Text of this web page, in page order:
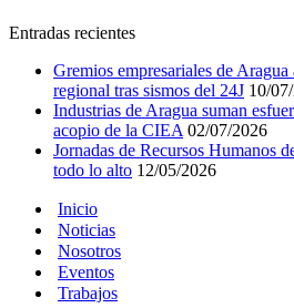
Entradas recientes
Gremios empresariales de
regional tras sismos del 24J 10/
Industrias de Aragua suman
acopio de la CIEA 02/07/2026
Jornadas de Recursos Humanos
todo lo alto 12/05/2026
Inicio
Noticias
Nosotros
Eventos
Trabajos